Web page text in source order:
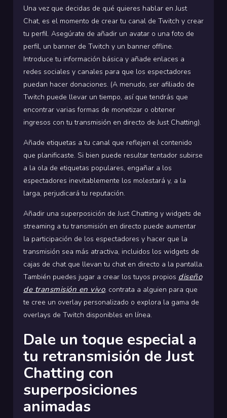
Una vez que decidas de qué quieres hablar en Just
Chat, es el momento de crear tu canal de Twitch y crear
tu perfil. Asegúrate de añadir un avatar o una foto de
perfil, un banner de Twitch y un banner offline.
Introduce tu información básica y añade enlaces a
redes sociales y canales para que los espectadores
puedan hacer donaciones. (A menudo, ser afiliado de
Twitch puede llevar un tiempo, así que tendrás que
encontrar varias formas de monetizar o obtener
ingresos con tu transmisión en directo de Just Chatting).
Añade etiquetas a tu canal que reflejen el contenido
que planificaste. Si bien puede resultar tentador subirse
a la ola de etiquetas populares, engañar a los
espectadores inevitablemente los molestará y, a la
larga, perjudicará tu reputación.
Añadir una superposición de Just Chatting y widgets de
streaming a tu transmisión en directo puede aumentar
la participación de los espectadores y hacer que la
transmisión sea más atractiva, incluidos los widgets de
cajas de chat que llevan tu chat en directo a la pantalla.
También puedes jugar a crear los tuyos propios diseño
de transmisión en vivo, contrata a alguien para que
te cree un overlay personalizado o explora la gama de
overlays de Twitch disponibles en línea.
Dale un toque especial a
tu retransmisión de Just
Chatting con
superposiciones
animadas